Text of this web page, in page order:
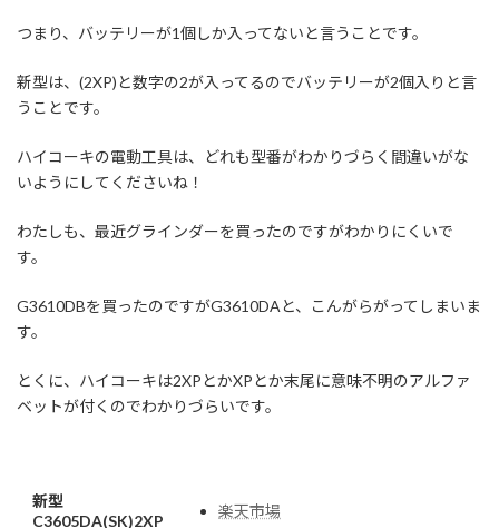
つまり、バッテリーが1個しか入ってないと言うことです。
新型は、(2XP)と数字の2が入ってるのでバッテリーが2個入りと言
うことです。
ハイコーキの電動工具は、どれも型番がわかりづらく間違いがな
いようにしてくださいね！
わたしも、最近グラインダーを買ったのですがわかりにくいで
す。
G3610DBを買ったのですがG3610DAと、こんがらがってしまいま
す。
とくに、ハイコーキは2XPとかXPとか末尾に意味不明のアルファ
ベットが付くのでわかりづらいです。
新型
C3605DA(SK)2XP
楽天市場